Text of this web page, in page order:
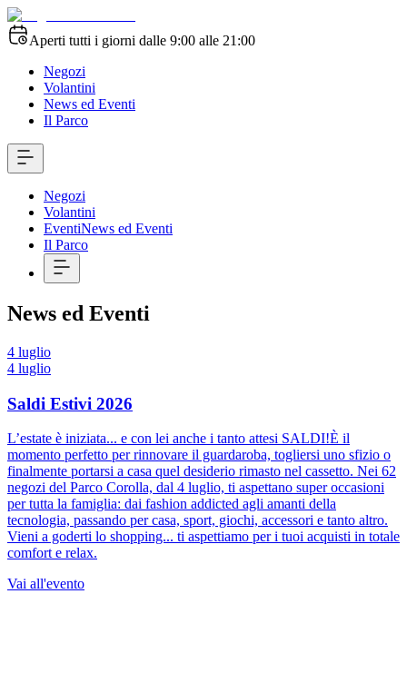
Aperti tutti i giorni dalle 9:00 alle 21:00
Negozi
Volantini
News ed Eventi
Il Parco
Negozi
Volantini
EventiNews ed Eventi
Il Parco
News ed Eventi
4 luglio
4 luglio
Saldi Estivi 2026
L’estate è iniziata... e con lei anche i tanto attesi SALDI!È il
momento perfetto per rinnovare il guardaroba, togliersi uno sfizio o
finalmente portarsi a casa quel desiderio rimasto nel cassetto. Nei 62
negozi del Parco Corolla, dal 4 luglio, ti aspettano super occasioni
per tutta la famiglia: dai fashion addicted agli amanti della
tecnologia, passando per casa, sport, giochi, accessori e tanto altro.
Vieni a goderti lo shopping... ti aspettiamo per i tuoi acquisti in totale
comfort e relax.
Vai all'evento